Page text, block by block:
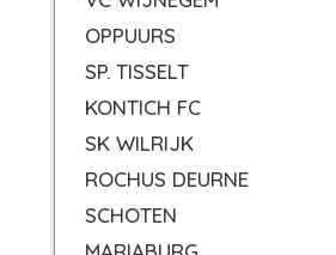
OPPUURS
SP. TISSELT
KONTICH FC
SK WILRIJK
ROCHUS DEURNE
SCHOTEN